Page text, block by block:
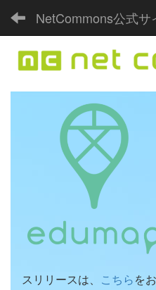
NetCommons公式サ
スリリースは、 こちらを